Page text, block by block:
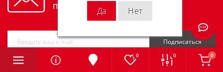
0 0 0
Подпишитесь на нашу рассылку
Подписаться